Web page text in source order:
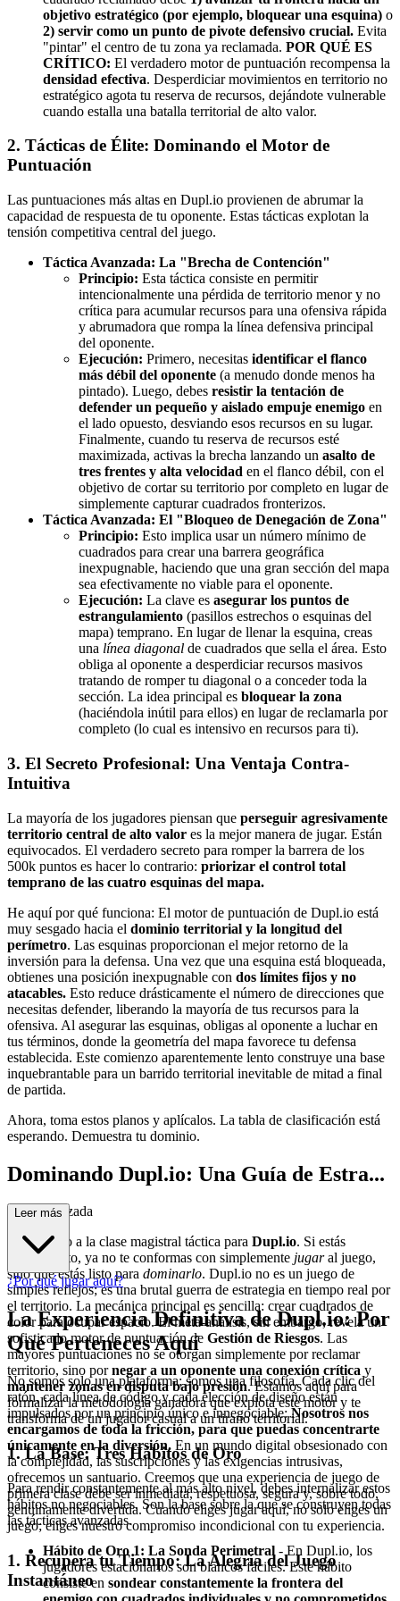
objetivo estratégico (por ejemplo, bloquear una esquina) o
2) servir como un punto de pivote defensivo crucial. Evita
"pintar" el centro de tu zona ya reclamada. POR QUÉ ES
CRÍTICO: El verdadero motor de puntuación recompensa la
densidad efectiva. Desperdiciar movimientos en territorio no
estratégico agota tu reserva de recursos, dejándote vulnerable
cuando estalla una batalla territorial de alto valor.
2. Tácticas de Élite: Dominando el Motor de
Puntuación
Las puntuaciones más altas en Dupl.io provienen de abrumar la
capacidad de respuesta de tu oponente. Estas tácticas explotan la
tensión competitiva central del juego.
Táctica Avanzada: La "Brecha de Contención"
Principio: Esta táctica consiste en permitir
intencionalmente una pérdida de territorio menor y no
crítica para acumular recursos para una ofensiva rápida
y abrumadora que rompa la línea defensiva principal
del oponente.
Ejecución: Primero, necesitas identificar el flanco
más débil del oponente (a menudo donde menos ha
pintado). Luego, debes resistir la tentación de
defender un pequeño y aislado empuje enemigo en
el lado opuesto, desviando esos recursos en su lugar.
Finalmente, cuando tu reserva de recursos esté
maximizada, activas la brecha lanzando un asalto de
tres frentes y alta velocidad en el flanco débil, con el
objetivo de cortar su territorio por completo en lugar de
simplemente capturar cuadrados fronterizos.
Táctica Avanzada: El "Bloqueo de Denegación de Zona"
Principio: Esto implica usar un número mínimo de
cuadrados para crear una barrera geográfica
inexpugnable, haciendo que una gran sección del mapa
sea efectivamente no viable para el oponente.
Ejecución: La clave es asegurar los puntos de
estrangulamiento (pasillos estrechos o esquinas del
mapa) temprano. En lugar de llenar la esquina, creas
una línea diagonal de cuadrados que sella el área. Esto
obliga al oponente a desperdiciar recursos masivos
tratando de romper tu diagonal o a conceder toda la
sección. La idea principal es bloquear la zona
(haciéndola inútil para ellos) en lugar de reclamarla por
completo (lo cual es intensivo en recursos para ti).
3. El Secreto Profesional: Una Ventaja Contra-
Intuitiva
La mayoría de los jugadores piensan que perseguir agresivamente
territorio central de alto valor es la mejor manera de jugar. Están
equivocados. El verdadero secreto para romper la barrera de los
500k puntos es hacer lo contrario: priorizar el control total
temprano de las cuatro esquinas del mapa.
He aquí por qué funciona: El motor de puntuación de Dupl.io está
muy sesgado hacia el dominio territorial y la longitud del
perímetro. Las esquinas proporcionan el mejor retorno de la
inversión para la defensa. Una vez que una esquina está bloqueada,
obtienes una posición inexpugnable con dos límites fijos y no
atacables. Esto reduce drásticamente el número de direcciones que
necesitas defender, liberando la mayoría de tus recursos para la
ofensiva. Al asegurar las esquinas, obligas al oponente a luchar en
tus términos, donde la geometría del mapa favorece tu defensa
establecida. Este comienzo aparentemente lento construye una base
inquebrantable para un barrido territorial inevitable de mitad a final
de partida.
Ahora, toma estos planos y aplícalos. La tabla de clasificación está
esperando. Demuestra tu dominio.
Dominando Dupl.io: Una Guía de Estra...
tegia Avanzada
Bienvenido a la clase magistral táctica para Dupl.io. Si estás
leyendo esto, ya no te conformas con simplemente jugaral juego,
sino que estás listo para dominarlo. Dupl.io no es un juego de
simples reflejos; es una brutal guerra de estrategia en tiempo real por
el territorio. La mecánica principal es sencilla: crear cuadrados de
color para ocupar espacio. El meta-análisis, sin embargo, revela un
sofisticado motor de puntuación de Gestión de Riesgos. Las
mayores puntuaciones no se otorgan simplemente por reclamar
territorio, sino pornegar a un oponente una conexión crítica y
mantener zonas en disputa bajo presión. Estamos aquí para
formalizar la metodología ganadora que explota este motor y te
transforma de un jugador casual a un tirano territorial.
1. La Base: Tres Hábitos de Oro
Para rendir constantemente al más alto nivel, debes internalizar estos
hábitos no negociables. Son la base sobre la que se construyen todas
las tácticas avanzadas.
Hábito de Oro 1: La Sonda Perimetral - En Dupl.io, los
jugadores estacionarios son blancos fáciles. Este hábito
consiste en sondear constantemente la frontera del
Leer más
¿Por qué jugar aquí?
La Experiencia Definitiva de Dupl.io: Por
Qué Perteneces Aquí
No somos solo una plataforma; somos una filosofía. Cada clic del
ratón, cada línea de código y cada elección de diseño están
impulsados por un principio único e innegociable:Nosotros nos
encargamos de toda la fricción, para que puedas concentrarte
únicamente en la diversión. En un mundo digital obsesionado con
la complejidad, las suscripciones y las exigencias intrusivas,
ofrecemos un santuario. Creemos que una experiencia de juego de
primera clase debe ser inmediata, respetuosa, segura y, sobre todo,
genuinamente divertida. Cuando eliges jugar aquí, no solo eliges un
juego; eliges nuestro compromiso incondicional con tu experiencia.
1. Recupera tu Tiempo: La Alegría del Juego
Instantáneo